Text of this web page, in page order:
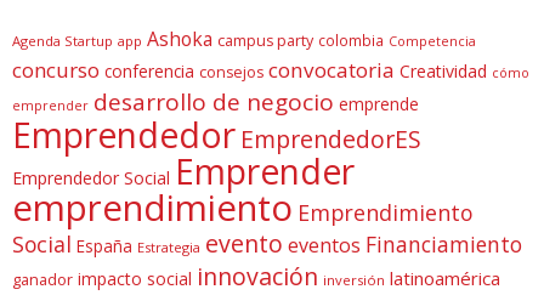
Agenda Startup app Ashoka campus party colombia Competencia
concurso conferencia consejos convocatoria Creatividad cómo
emprender desarrollo de negocio emprende
Emprendedor EmprendedorES
Emprendedor Social Emprender
emprendimiento Emprendimiento
Social España Estrategia evento eventos Financiamiento
ganador impacto social innovación inversión latinoamérica